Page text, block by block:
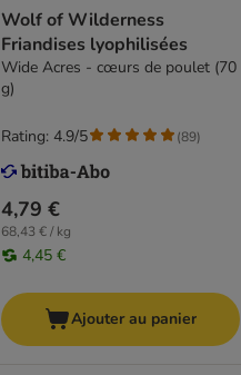
Wolf of Wilderness
Friandises lyophilisées
Wide Acres - cœurs de poulet (70
g)
4,79 €
68,43 € / kg
4,45 €
Rating: 4.9/5 (89)
Ajouter au panier